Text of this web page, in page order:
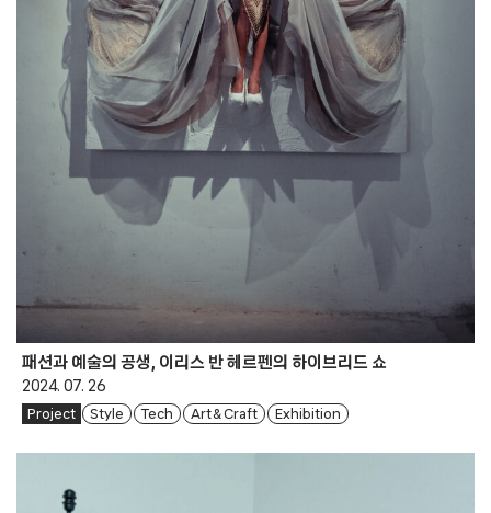
패션과 예술의 공생, 이리스 반 헤르펜의 하이브리드 쇼
2024. 07. 26
Project Style Tech Art & Craft Exhibition